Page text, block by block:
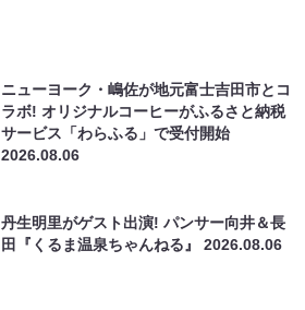
ニューヨーク・嶋佐が地元富士吉田市とコ
ラボ! オリジナルコーヒーがふるさと納税
サービス「わらふる」で受付開始
2026.08.06
丹生明里がゲスト出演! パンサー向井＆長
田『くるま温泉ちゃんねる』2026.08.06